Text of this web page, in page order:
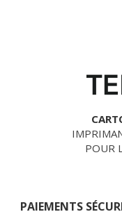
POUR
PAIEMENTS